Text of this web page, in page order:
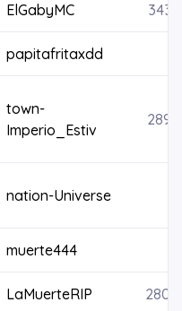
ElGabyMC
papitafritaxdd
town-
Imperio_Estiv
nation-Universe
muerte444
LaMuerteRIP